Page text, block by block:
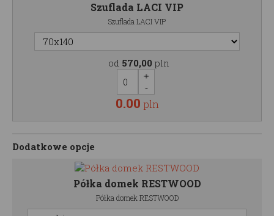
Szuflada LACI VIP
Szuflada LACI VIP
od 570,00 pln
0.00 pln
Dodatkowe opcje
Półka domek RESTWOOD
Półka domek RESTWOOD